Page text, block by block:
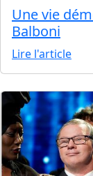
Une vie
Balboni
Lire l'article